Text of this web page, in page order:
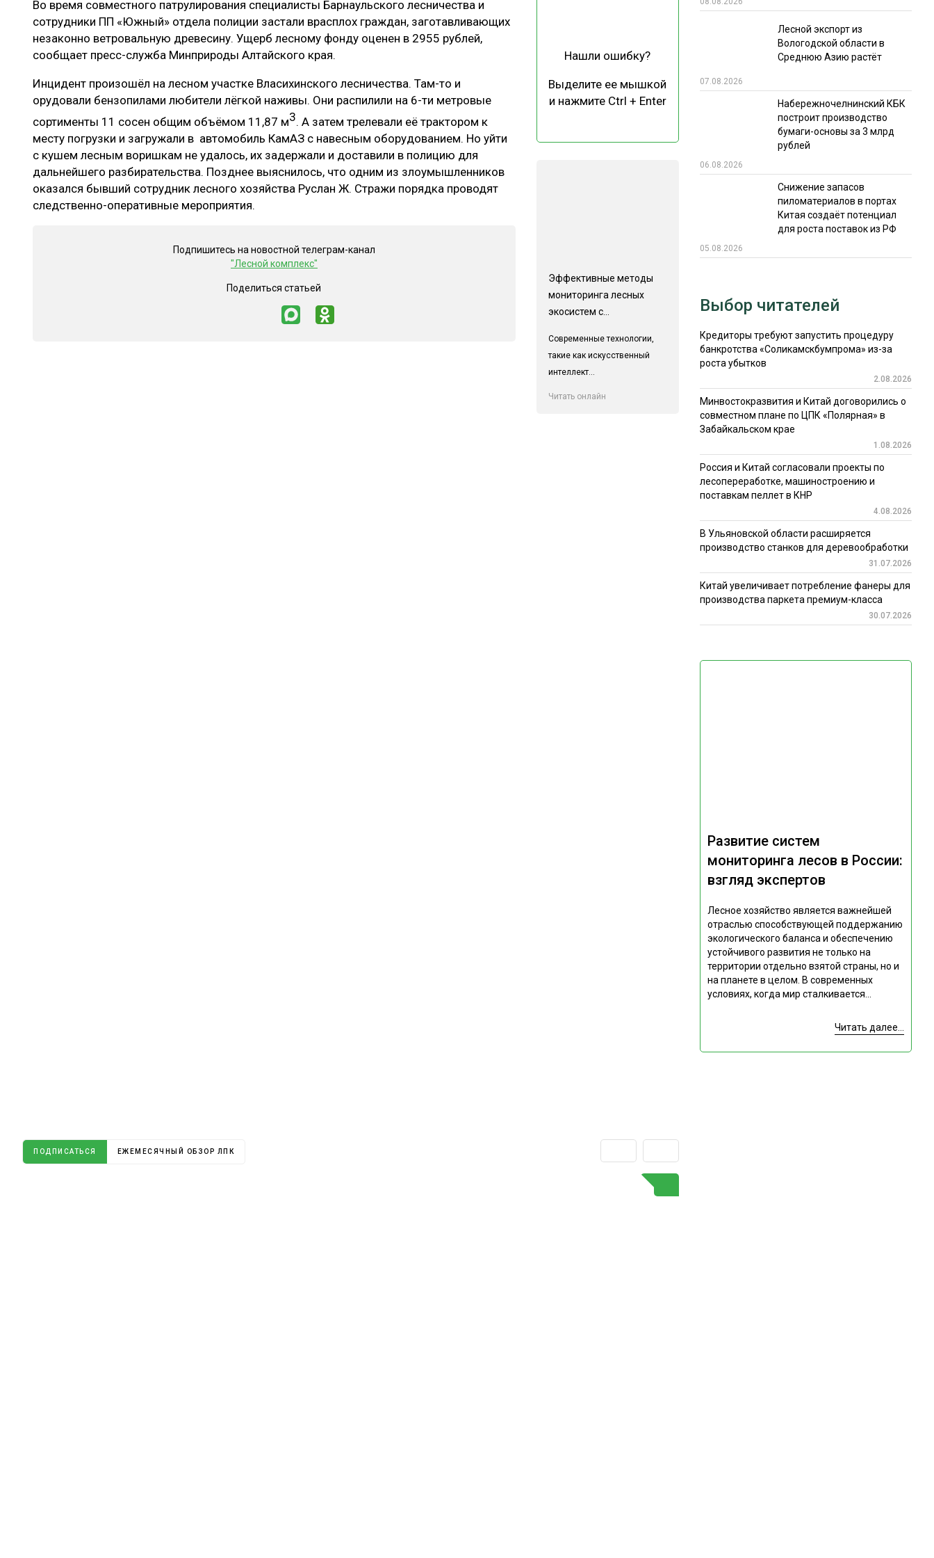
ЛЕСОВОССТАНОВЛЕНИЕ И ЗАЩИТА
ПРОИЗВОДСТВО ДРЕВЕСНЫХ ПЛИТ
ЦБП
СУШКА ДРЕВЕСИНЫ
МЕБЕЛЬНОЕ ПРОИЗВОДСТВО
РЫНОК
ТЕХНОЛОГИИ
ОТРАСЛЕВАЯ ДИСКУССИЯ
ЭКСПЕРТНОЕ МНЕНИЕ
ИТОГИ МЕРОПРИЯТИЙ
Во время совместного патрулирования специалисты Барнаульского лесничества и
сотрудники ПП «Южный» отдела полиции застали врасплох граждан, заготавливающих
незаконно ветровальную древесину. Ущерб лесному фонду оценен в 2955 рублей,
сообщает пресс-служба Минприроды Алтайского края.
Инцидент произошёл на лесном участке Власихинского лесничества. Там-то и
орудовали бензопилами любители лёгкой наживы. Они распилили на 6-ти метровые
сортименты 11 сосен общим объёмом 11,87 м3. А затем трелевали её трактором к
месту погрузки и загружали в автомобиль КамАЗ с навесным оборудованием. Но уйти
с кушем лесным воришкам не удалось, их задержали и доставили в полицию для
дальнейшего разбирательства. Позднее выяснилось, что одним из злоумышленников
оказался бывший сотрудник лесного хозяйства Руслан Ж. Стражи порядка проводят
следственно-оперативные мероприятия.
Подпишитесь на новостной телеграм-канал
"Лесной комплекс"
Поделиться статьей
Нашли ошибку?
Выделите ее мышкой
и нажмите Ctrl + Enter
Эффективные методы
мониторинга лесных
экосистем с...
Современные технологии,
такие как искусственный
интеллект...
Читать онлайн
Лесной экспорт из
Вологодской области в
Среднюю Азию растёт
07.08.2026
Набережночелнинский КБК
построит производство
бумаги-основы за 3 млрд
рублей
06.08.2026
Снижение запасов
пиломатериалов в портах
Китая создаёт потенциал
для роста поставок из РФ
05.08.2026
Развитие систем
мониторинга лесов в России:
взгляд экспертов
Лесное хозяйство является важнейшей
отраслью способствующей поддержанию
экологического баланса и обеспечению
устойчивого развития не только на
территории отдельно взятой страны, но и
на планете в целом. В современных
условиях, когда мир сталкивается...
Читать далее...
ПОДПИСАТЬСЯ ЕЖЕМЕСЯЧНЫЙ ОБЗОР ЛПК
Выбор читателей
Кредиторы требуют запустить процедуру
банкротства «Соликамскбумпрома» из-за
роста убытков
2.08.2026
Минвостокразвития и Китай договорились о
совместном плане по ЦПК «Полярная» в
Забайкальском крае
1.08.2026
Россия и Китай согласовали проекты по
лесопереработке, машиностроению и
поставкам пеллет в КНР
4.08.2026
В Ульяновской области расширяется
производство станков для деревообработки
31.07.2026
Китай увеличивает потребление фанеры для
производства паркета премиум-класса
30.07.2026